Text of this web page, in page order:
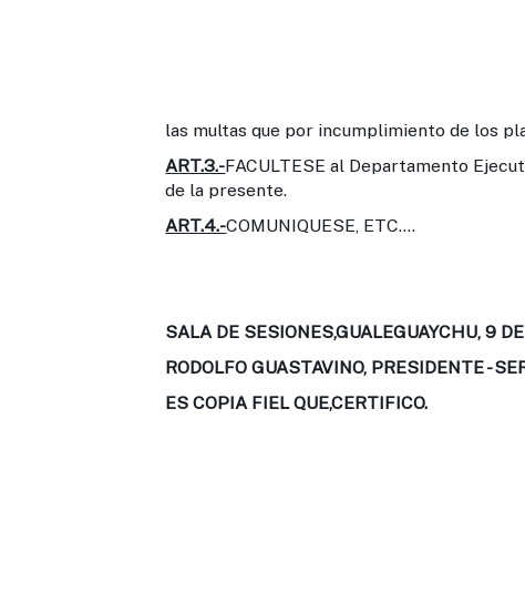
las multas que por incumplimiento de los
ART.3.-FACULTESE al Departamento
de la presente.
ART.4.-COMUNIQUESE, ETC....
SALA DE SESIONES,GUALEGUAYCHU, 9
RODOLFO GUASTAVINO, PRESIDENTE -
ES COPIA FIEL QUE,CERTIFICO.